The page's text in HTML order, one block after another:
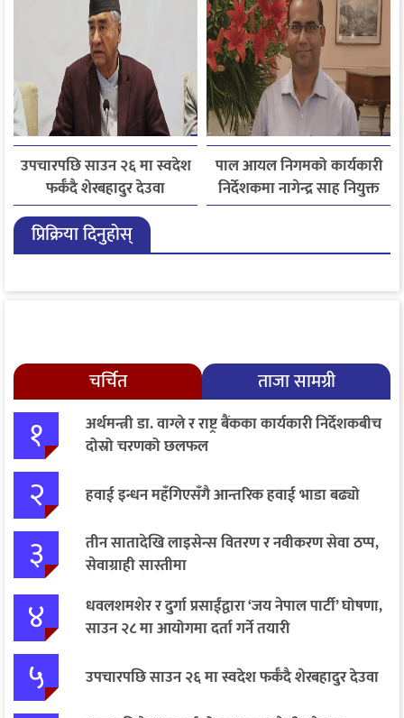
उपचारपछि साउन २६ मा स्वदेश
फर्कँदै शेरबहादुर देउवा
पाल आयल निगमको कार्यकारी
निर्देशकमा नागेन्द्र साह नियुक्त
प्रिक्रिया दिनुहोस्
चर्चित ताजा सामग्री
१
अर्थमन्त्री डा. वाग्ले र राष्ट्र बैंकका कार्यकारी निर्देशकबीच
दोस्रो चरणको छलफल
२ हवाई इन्धन महँगिएसँगै आन्तरिक हवाई भाडा बढ्यो
३
तीन सातादेखि लाइसेन्स वितरण र नवीकरण सेवा ठप्प,
सेवाग्राही सास्तीमा
४
धवलशमशेर र दुर्गा प्रसाईंद्वारा ‘जय नेपाल पार्टी’ घोषणा,
साउन २८ मा आयोगमा दर्ता गर्ने तयारी
५ उपचारपछि साउन २६ मा स्वदेश फर्कँदै शेरबहादुर देउवा